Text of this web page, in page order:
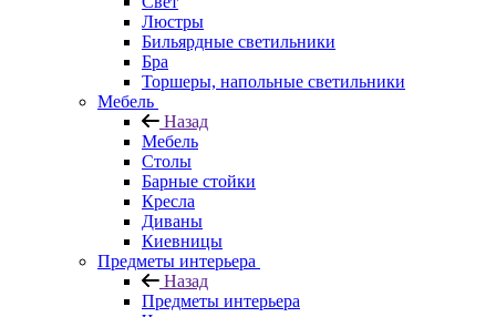
Люстры
Бильярдные светильники
Бра
Торшеры, напольные светильники
Мебель
Назад
Мебель
Столы
Барные стойки
Кресла
Диваны
Киевницы
Предметы интерьера
Назад
Предметы интерьера